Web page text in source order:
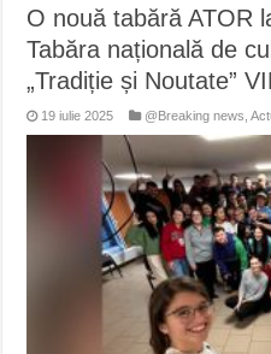
O nouă tabără ATOR
Tabăra națională de
„Tradiție și Noutate”
19 iulie 2025 @Breaking news ,